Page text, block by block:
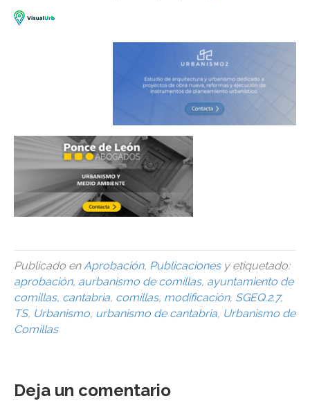
Publicado en Aprobación, Publicacionesy etiquetado:
aprobación, aurbanismo de comillas, ayuntamiento de
comillas, cantabria, comillas, modificación, SGEQ.2.7,
TS, Urbanismo, urbanismo de cantabria, Urbanismo de
Comillas
Deja un comentario